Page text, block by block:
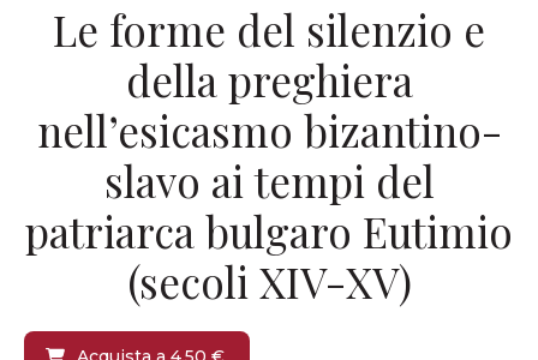
Le forme del silenzio e
della preghiera
nell’esicasmo bizantino-
slavo ai tempi del
patriarca bulgaro Eutimio
(secoli XIV-XV)